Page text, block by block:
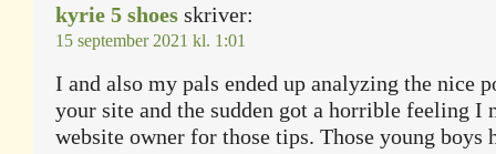
kyrie 5 shoes skriver:
15 september 2021 kl. 1:01
I and also my pals ended up analyzing the nice
your site and the sudden got a horrible feeling I
website owner for those tips. Those young boys